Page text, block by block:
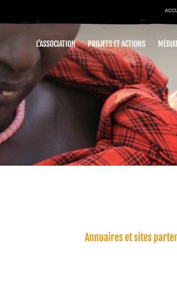
L’ASSOCIATION PROJETS ET ACTIONS
Annuaires et sites